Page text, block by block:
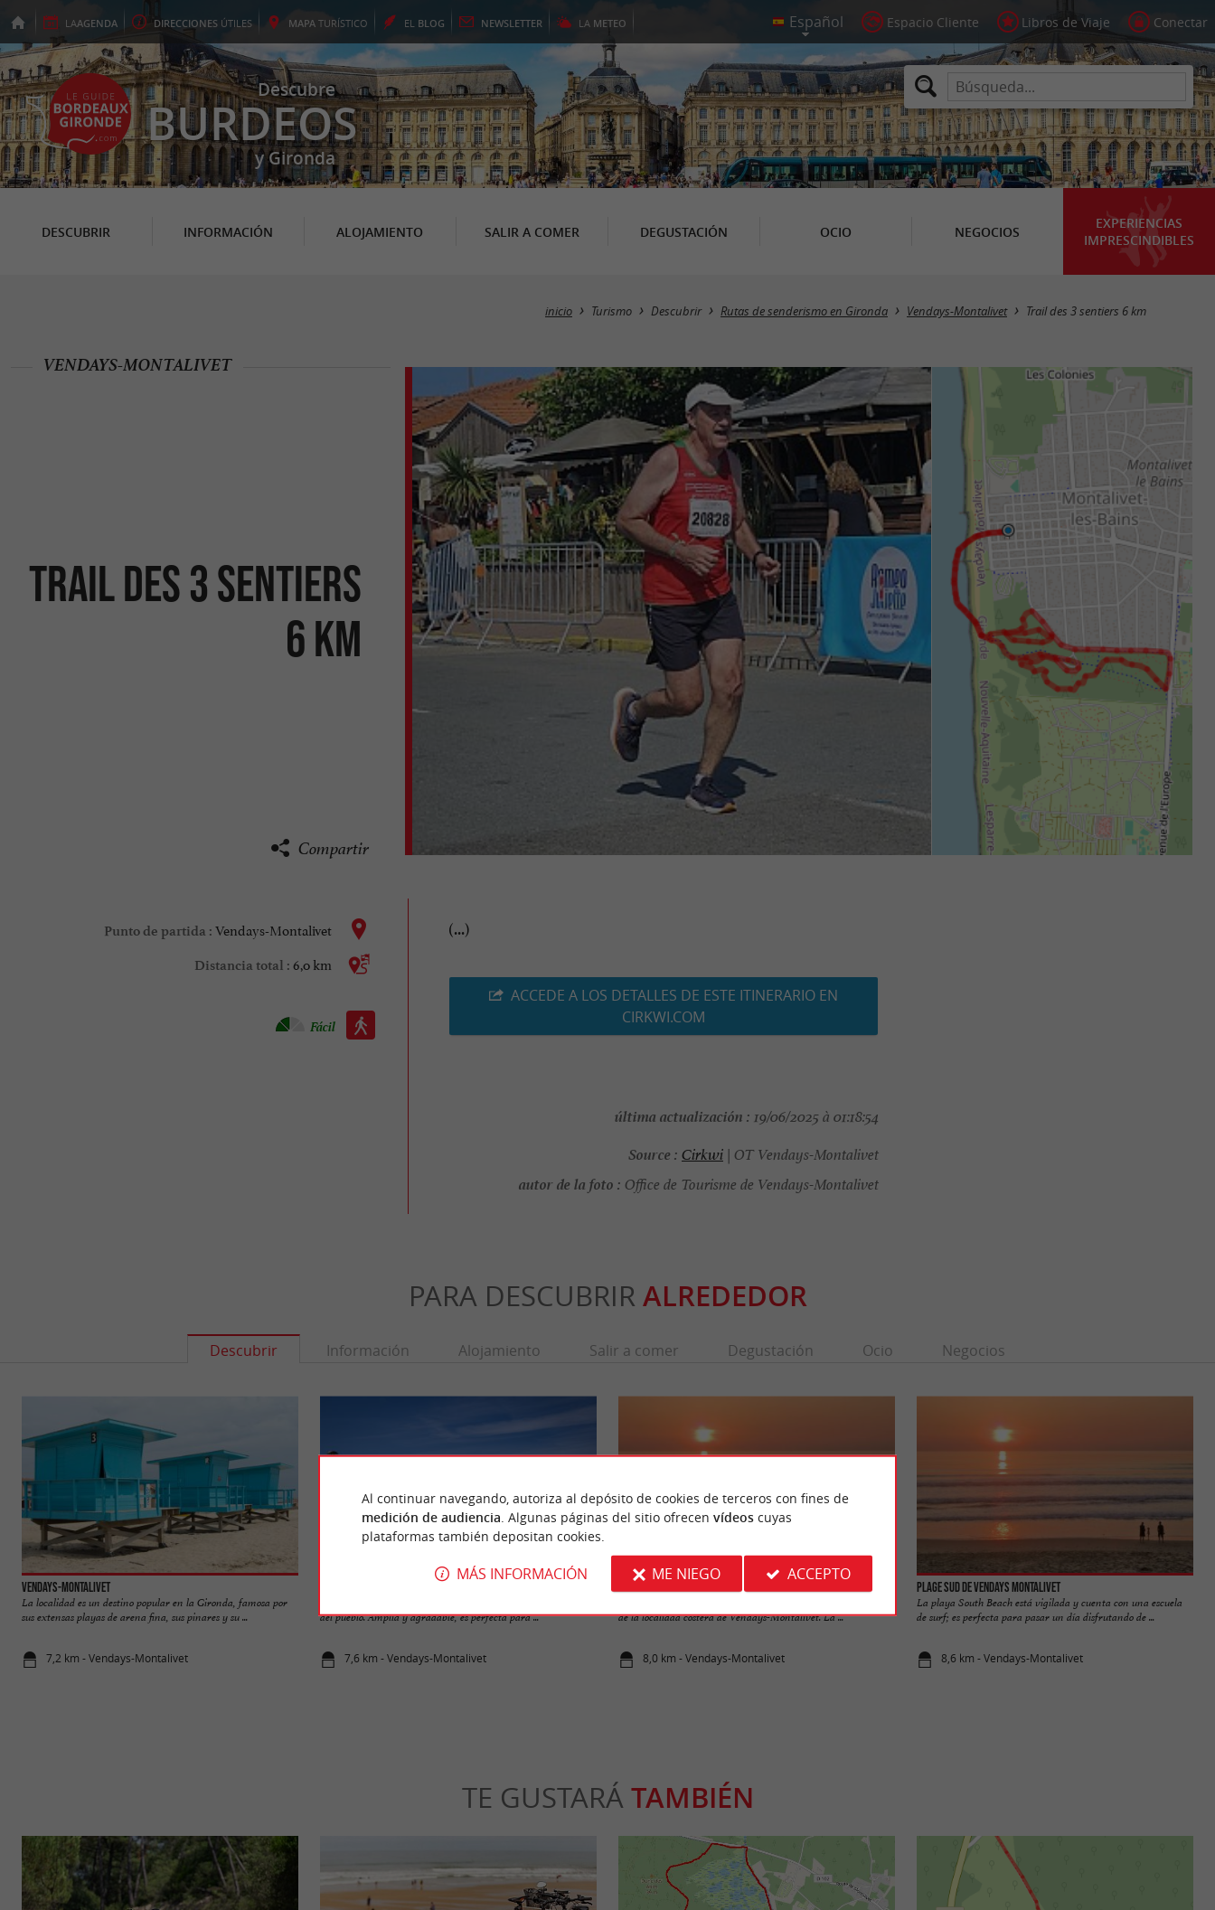
LAAGENDA DIRECCIONES ÚTILES MAPA TURÍSTICO EL BLOG NEWSLETTER LA METEO Espacio Cliente Libros de Viaje Conectar
Descubre
BURDEOS
y Gironda
DESCUBRIR INFORMACIÓN ALOJAMIENTO SALIR A COMER DEGUSTACIÓN OCIO NEGOCIOS
EXPERIENCIAS
IMPRESCINDIBLES
inicio Turismo Descubrir Rutas de senderismo en Gironda Vendays-Montalivet Trail des 3 sentiers 6 km
Trail des 3 sentiers
6 km
VENDAYS-MONTALIVET
Compartir
Punto de partida : Vendays-Montalivet
Distancia total : 6,0 km
Caminata :
Fácil
(...)
ACCEDE A LOS DETALLES DE ESTE ITINERARIO EN
CIRKWI.COM
última actualización : 19/06/2025 à 01:18:54
Source : Cirkwi| OT Vendays-Montalivet
autor de la foto : Office de Tourisme de Vendays-Montalivet
PARA DESCUBRIR ALREDEDOR
Descubrir Información Alojamiento Salir a comer Degustación Ocio Negocios
Vendays-Montalivet
La localidad es un destino popular en la Gironda, famosa por
sus extensas playas de arena fina, sus pinares y su ...
7,2 km - Vendays-Montalivet
del pueblo. Amplia y agradable, es perfecta para ...
7,6 km - Vendays-Montalivet
Plage Nord de Vendays Montalivet
de la localidad costera de Vendays-Montalivet. La ...
8,0 km - Vendays-Montalivet
Plage Sud de Vendays Montalivet
La playa South Beach está vigilada y cuenta con una escuela
de surf; es perfecta para pasar un día disfrutando de ...
8,6 km - Vendays-Montalivet
TE GUSTARÁTAMBIÉN
Al continuar navegando, autoriza al depósito de cookies de terceros con fines de
medición de audiencia . Algunas páginas del sitio ofrecen vídeoscuyas
plataformas también depositan cookies.
MÁS INFORMACIÓN ME NIEGO ACCEPTO